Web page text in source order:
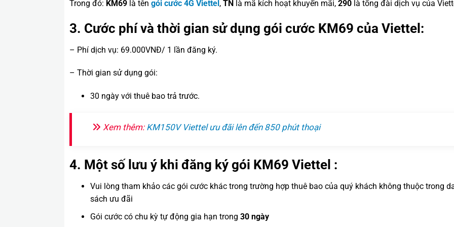
Trong đó: KM69 là tên gói cước 4G Viettel, TN là mã kích hoạt khuyến mãi, 290 là tổng đài dịch vụ của
3. Cước phí và thời gian sử dụng gói cước KM69 của Viettel:
– Phí dịch vụ: 69.000VNĐ/ 1 lần đăng ký.
– Thời gian sử dụng gói:
30 ngày với thuê bao trả trước.
Xem thêm: KM150V Viettel ưu đãi lên đến 850 phút thoại
4. Một số lưu ý khi đăng ký gói KM69 Viettel :
Vui lòng tham khảo các gói cước khác trong trường hợp thuê bao của quý khách không thuộc trong
sách ưu đãi
Gói cước có chu kỳ tự động gia hạn trong 30 ngày